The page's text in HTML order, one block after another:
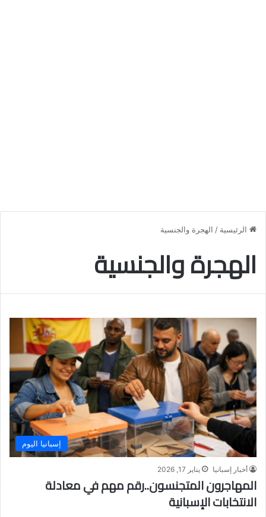
الرئيسية / الهجرة والجنسية
الهجرة والجنسية
إسبانيا اليوم
أخبار إسبانيا يناير 17, 2026
المهاجرون المتجنسون..رقم مهم في معادلة
الانتخابات الإسبانية